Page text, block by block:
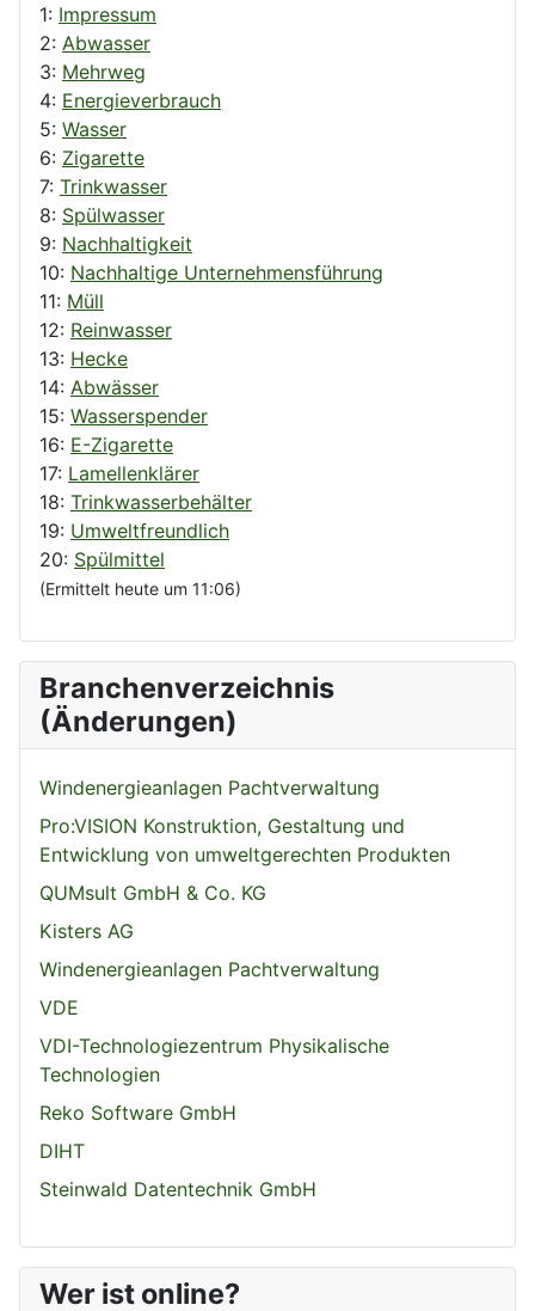
1: Impressum
2: Abwasser
3: Mehrweg
4: Energieverbrauch
5: Wasser
6: Zigarette
7: Trinkwasser
8: Spülwasser
9: Nachhaltigkeit
10: Nachhaltige Unternehmensführung
11: Müll
12: Reinwasser
13: Hecke
14: Abwässer
15: Wasserspender
16: E-Zigarette
17: Lamellenklärer
18: Trinkwasserbehälter
19: Umweltfreundlich
20: Spülmittel
(Ermittelt heute um 11:06)
Branchenverzeichnis
(Änderungen)
Windenergieanlagen Pachtverwaltung
Pro:VISION Konstruktion, Gestaltung und
Entwicklung von umweltgerechten Produkten
QUMsult GmbH & Co. KG
Kisters AG
Windenergieanlagen Pachtverwaltung
VDE
VDI-Technologiezentrum Physikalische
Technologien
Reko Software GmbH
DIHT
Steinwald Datentechnik GmbH
Wer ist online?